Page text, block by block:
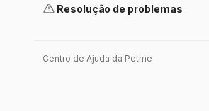
Resolução de problemas
Centro de Ajuda da Petme